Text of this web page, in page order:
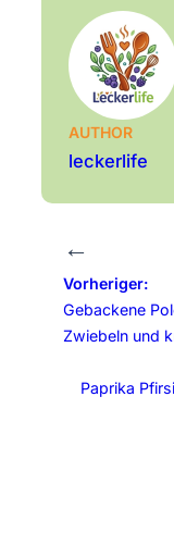
AUTHOR
leckerlife
←
Vorheriger:
Gebackene
Zwiebeln und
Paprika